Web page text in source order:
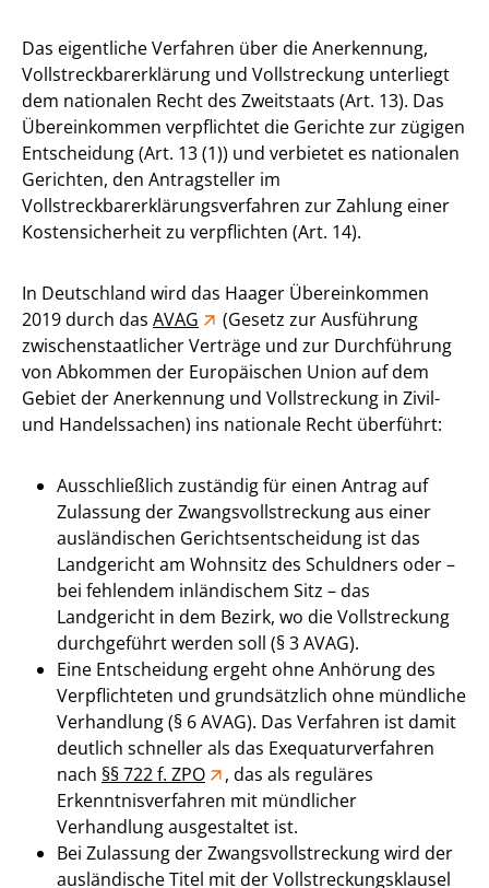
Das eigentliche Verfahren über die Anerkennung,
Vollstreckbarerklärung und Vollstreckung unterliegt
dem nationalen Recht des Zweitstaats (Art. 13). Das
Übereinkommen verpflichtet die Gerichte zur zügigen
Entscheidung (Art. 13 (1)) und verbietet es nationalen
Gerichten, den Antragsteller im
Vollstreckbarerklärungsverfahren zur Zahlung einer
Kostensicherheit zu verpflichten (Art. 14).
In Deutschland wird das Haager Übereinkommen
2019 durch das AVAG
(Gesetz zur Ausführung
zwischenstaatlicher Verträge und zur Durchführung
von Abkommen der Europäischen Union auf dem
Gebiet der Anerkennung und Vollstreckung in Zivil-
und Handelssachen) ins nationale Recht überführt:
Ausschließlich zuständig für einen Antrag auf
Zulassung der Zwangsvollstreckung aus einer
ausländischen Gerichtsentscheidung ist das
Landgericht am Wohnsitz des Schuldners oder –
bei fehlendem inländischem Sitz – das
Landgericht in dem Bezirk, wo die Vollstreckung
durchgeführt werden soll (§ 3 AVAG).
Eine Entscheidung ergeht ohne Anhörung des
Verpflichteten und grundsätzlich ohne mündliche
Verhandlung (§ 6 AVAG). Das Verfahren ist damit
deutlich schneller als das Exequaturverfahren
nach §§ 722 f. ZPO
, das als reguläres
Erkenntnisverfahren mit mündlicher
Verhandlung ausgestaltet ist.
Bei Zulassung der Zwangsvollstreckung wird der
ausländische Titel mit der Vollstreckungsklausel